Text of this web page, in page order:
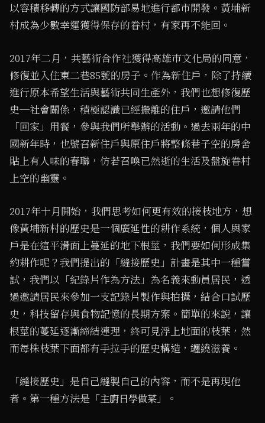
以容積移轉的方式讓國防部易地進行都市開發。⿈埔新
村成為少數幸運獲得保存的眷村，有家再不能回。
2017年二月，共藝術合作社獲得高雄市文化局的同意，
修復並入住東二巷85號的房子。作為新住戶，除了持續
進行原本希望生活與藝術共同生產外，我們也想修復歷
史─社會關係，積極認識已經搬離的住戶，邀請他們
「回家」用餐，參與我們所舉辦的活動。過去兩年的中
國新年時，也號召新住戶與原住戶將整條巷子空的房舍
貼上有人味的春聯，仿若召喚已然逝的生活及盤旋眷村
上空的幽靈。
2017年十月開始，我們思考如何更有效的接枝地方，想
像黃埔新村的歷史是一個廣延性的耕作系統，個人與家
戶是在這平滑面上蔓延的地下根莖，我們要如何形成集
約耕作呢？我們提出的「縫接歷史」計畫是其中一種嘗
試，我們以「紀錄片作為方法」為名義來動員居民，透
過邀請居民來參加一支記錄片製作與拍攝，結合口試歷
史，科技留存與食物記憶的長期方案。簡單的來說，讓
根莖的蔓延逐漸締結連理，終可見浮上地面的枝葉，然
而每株枝葉下面都有手拉手的歷史構造，纏繞滋養。
「縫接歷史」是自己縫製自己的內容，而不是再現他
者。第一種方法是「主廚日學做菜」。